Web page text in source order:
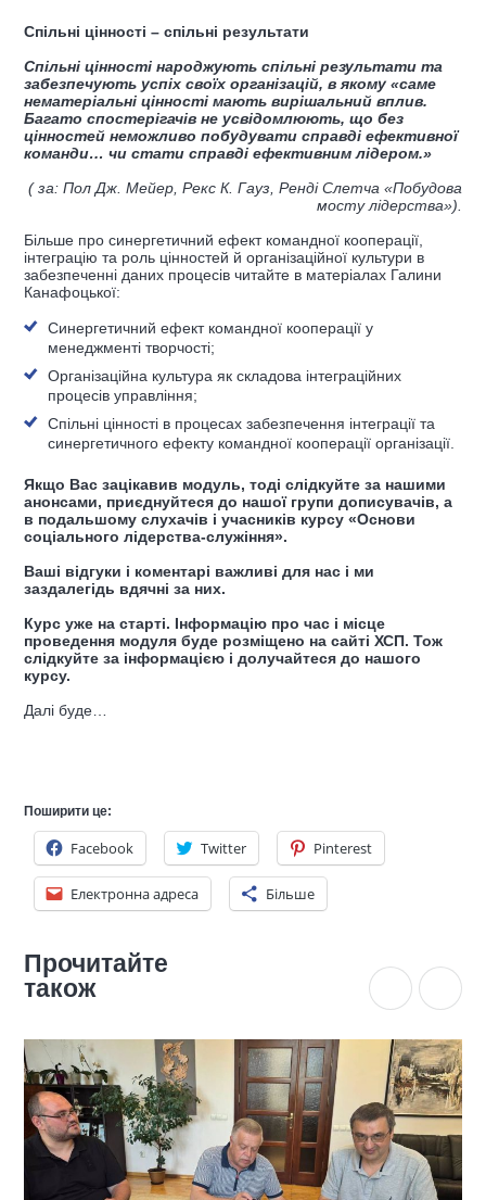
Спільні цінності – спільні результати
Спільні цінноcті народжують спільні результати та
забезпечують успіх своїх організацій, в якому «саме
нематеріальні цінності мають вирішальний вплив.
Багато спостерігачів не усвідомлюють, що без
цінностей неможливо побудувати справді ефективної
команди… чи стати справді ефективним лідером.»
( за: Пол Дж. Мейер, Рекс К. Гауз, Ренді Слетча «Побудова
мосту лідерства»).
Більше про синергетичний ефект командної кооперації,
інтеграцію та роль цінностей й організаційної культури в
забезпеченні даних процесів читайте в матеріалах Галини
Канафоцької:
Синергетичний ефект командної кооперації у
менеджменті творчості;
Організаційна культура як складова інтеграційних
процесів управління;
Спільні цінності в процесах забезпечення інтеграції та
синергетичного ефекту командної кооперації організації
Якщо Вас зацікавив модуль, тоді слідкуйте за нашими
анонсами, приєднуйтеся до нашої групи дописувачів, а
в подальшому слухачів і учасників курсу «Основи
соціального лідерства-служіння».
Ваші відгуки і коментарі важливі для нас і ми
заздалегідь вдячні за них.
Курс уже на старті. Інформацію про час і місце
проведення модуля буде розміщено на сайті ХСП. Тож
слідкуйте за інформацією і долучайтеся до нашого
курсу.
Далі буде…
Поширити це:
Facebook Twitter Pinterest
Електронна адреса Більше
Прочитайте
також